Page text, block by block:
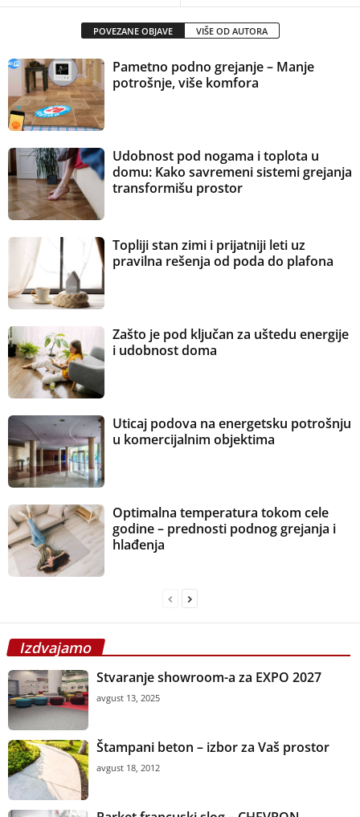
POVEZANE OBJAVE VIŠE OD AUTORA
Pametno podno grejanje – Manje
potrošnje, više komfora
Udobnost pod nogama i toplota u
domu: Kako savremeni sistemi grejanja
transformišu prostor
Topliji stan zimi i prijatniji leti uz
pravilna rešenja od poda do plafona
Zašto je pod ključan za uštedu energije
i udobnost doma
Uticaj podova na energetsku potrošnju
u komercijalnim objektima
Optimalna temperatura tokom cele
godine – prednosti podnog grejanja i
hlađenja
Izdvajamo
Stvaranje showroom-a za EXPO 2027
avgust 13, 2025
Štampani beton – izbor za Vaš prostor
avgust 18, 2012